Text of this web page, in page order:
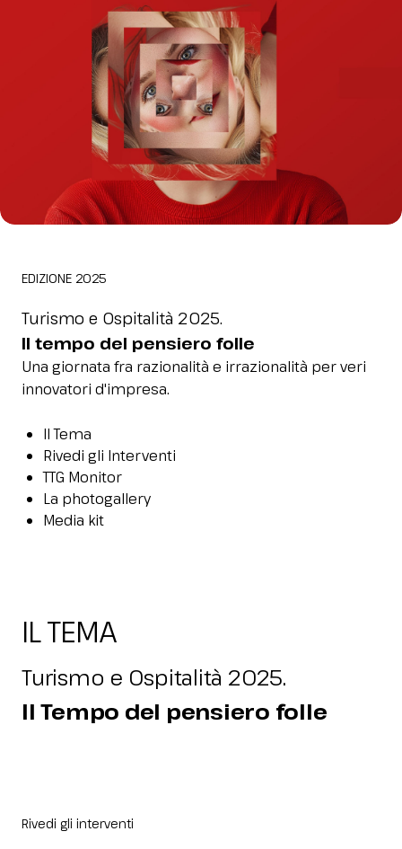
AREA RISERVATA VISITATORI
EDIZIONE 2025
Turismo e Ospitalità 2025.
Il tempo del pensiero folle
Una giornata fra razionalità e irrazionalità per veri
innovatori d'impresa.
Il Tema
Rivedi gli Interventi
TTG Monitor
La photogallery
Media kit
IL TEMA
Turismo e Ospitalità 2025.
Il Tempo del pensiero folle
Rivedi gli interventi